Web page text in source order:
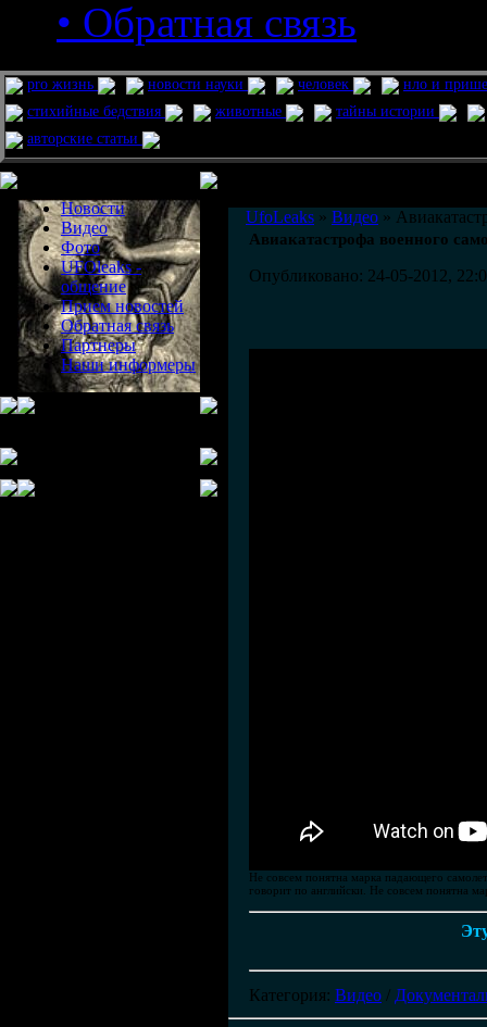
• Обратная связь
pro жизнь новости науки человек
нло и
стихийные бедствия
животные
тайны истории
авторские статьи
Новости
Видео
Фото
UFOleaks -
общение
Прием новостей
Обратная связь
Партнеры
Наши информеры
UfoLeaks » Видео »
Авиакатастрофа военного
Опубликовано: 24-05-2012,
Не совсем понятна марка падающего
говорит по английски. Не совсем понятна
Категория: Видео /